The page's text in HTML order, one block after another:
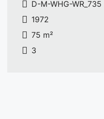
D-M-WHG-WR_735
1972
75 m²
3